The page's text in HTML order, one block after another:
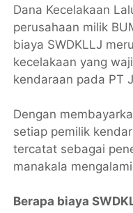
Dana Kecelakaan
perusahaan milik
biaya SWDKLLJ
kecelakaan yang
kendaraan pada PT
Dengan
setiap pemilik
tercatat sebagai
manakala
Berapa biaya